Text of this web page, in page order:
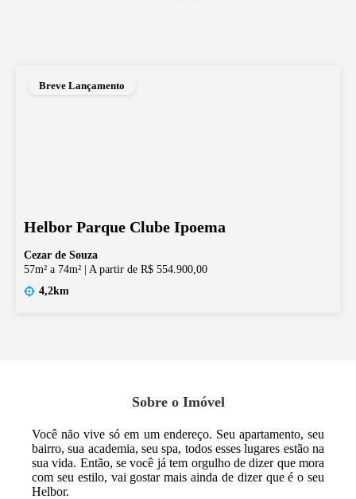
Breve Lançamento
Helbor Parque Clube Ipoema
Cezar de Souza
57m² a 74m²
A partir de R$ 554.900,00
4,2km
Sobre o Imóvel
Você não vive só em um endereço. Seu apartamento, seu
bairro, sua academia, seu spa, todos esses lugares estão na
sua vida. Então, se você já tem orgulho de dizer que mora
com seu estilo, vai gostar mais ainda de dizer que é o seu
Helbor.